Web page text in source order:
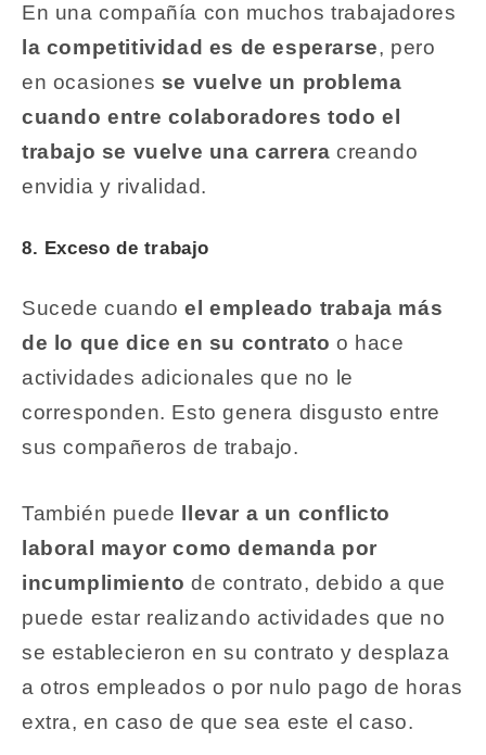
En una compañía con muchos trabajadores
la competitividad es de esperarse, pero
en ocasiones se vuelve un problema
cuando entre colaboradores todo el
trabajo se vuelve una carrera creando
envidia y rivalidad.
8. Exceso de trabajo
Sucede cuandoel empleado trabaja más
de lo que dice en su contratoo hace
actividades adicionales que no le
corresponden. Esto genera disgusto entre
sus compañeros de trabajo.
También puede llevar a un conflicto
laboral mayor como demanda por
incumplimiento de contrato, debido a que
puede estar realizando actividades que no
se establecieron en su contrato y desplaza
a otros empleados o por nulo pago de horas
extra, en caso de que sea este el caso.